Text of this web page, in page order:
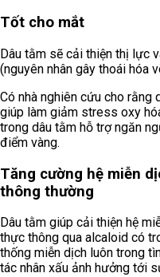
Tốt cho mắt
Dâu tằm sẽ cải thiện thị lực
(nguyên nhân gây thoái hóa
Có nhà nghiên cứu cho rằng
giúp làm giảm stress oxy
trong dâu tằm hỗ trợ ngăn
điểm vàng.
Tăng cường hệ miễn
thông thường
Dâu tằm giúp cải thiện hệ
thực thông qua alcaloid có
thống miễn dịch luôn trong
tác nhân xấu ảnh hưởng tới